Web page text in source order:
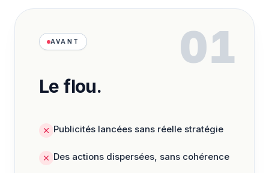
01
AVANT
Le flou.
Publicités lancées sans réelle stratégie
Des actions dispersées, sans cohérence